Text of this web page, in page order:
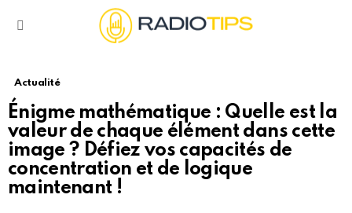
Actualité
Énigme mathématique : Quelle est la
valeur de chaque élément dans cette
image ? Défiez vos capacités de
concentration et de logique
maintenant !